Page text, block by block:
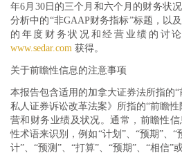
年6月30日的三个月和六个月的财务状
分析中的“非GAAP财务指标”标题，以
的年度财务状况和经营业绩的讨
www.sedar.com 获得。
关于前瞻性信息的注意事项
本报告包含适用的加拿大证券法所指的“
私人证券诉讼改革法案》所指的“前瞻
营和财务业绩及状况。通常，前瞻性
性术语来识别，例如“计划”、“预期”、“
计”、“预测”、“打算”、“预期”、“相信